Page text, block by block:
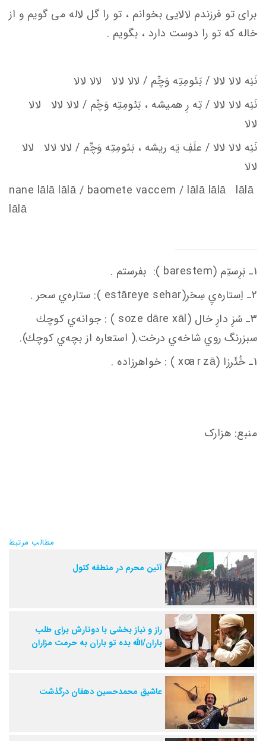
برای تو فرزندم لالایی بخوانم ، تو را گل لاله می گویم و از
خاله که تو را دوست دارد ، بگویم .
نَنِه لالا لالا / بَئومِتِه وَچِّم / لالا لالا لالا لالا
نَنِه لالا لالا / تِه رِ هميشه ، بَئومِتِه وَچِّم / لالا لالا لالا
لالا
نَنِه لالا لالا / علَفِ يَه ريشه ، بَئومِتِه وَچِّم / لالا لالا لالا
لالا
nane lālā lālā / baomete vaccem / lālā lālā lālā
lālā
1ـ بَرِستِم (barestem ): بفرستم .
2ـ اِستاره‌يِ سِحَر(estāreye sehar ): ستاره‌ي سحر .
3ـ سُزِ دارِ خال (soze dāre xāl ) : جوانه‌ي كوچك
سبزرنگ روي شاخه‌ي درخت.( استعاره از بچه‌ي كوچك).
1ـ خُئَرزا (x
oa r zā ) : خواهرزاده .
منبع: هزارک
مطالب مرتبط
آئین محرم در منطقه کتول
راز و نیاز بخشی با دوتارش برای طلب
باران/الله بده تو باران به حرمت مزاران
عاشیق محمدحسین دهقان درگذشت